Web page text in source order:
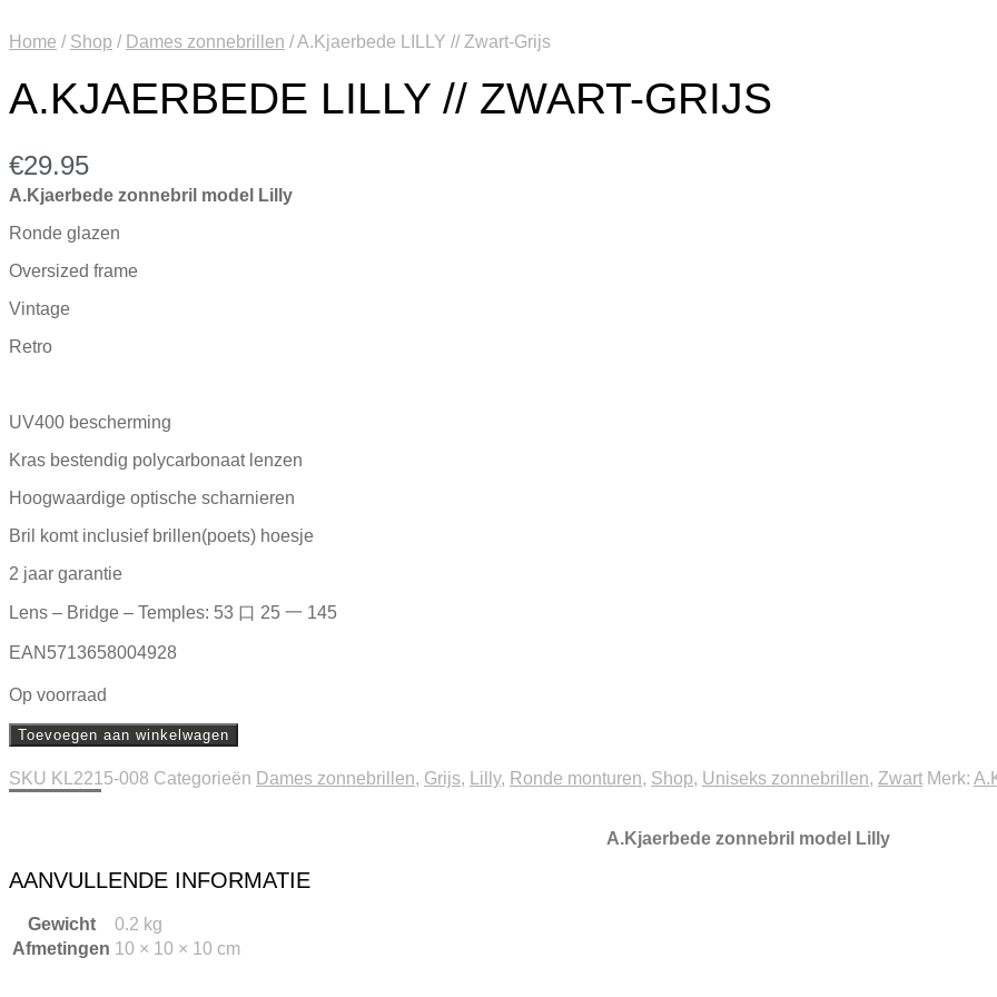
Home / Shop / Dames zonnebrillen /A.Kjaerbede LILLY // Zwart-Grijs
A.KJAERBEDE LILLY // ZWART-GRIJS
€29.95
A.Kjaerbede zonnebril model Lilly
Ronde glazen
Oversized frame
Vintage
Retro
UV400 bescherming
Kras bestendig polycarbonaat lenzen
Hoogwaardige optische scharnieren
Bril komt inclusief brillen(poets) hoesje
2 jaar garantie
Lens – Bridge – Temples: 53 口 25 一 145
EAN5713658004928
Op voorraad
Toevoegen aan winkelwagen
SKU KL2215-008 Categorieën Dames zonnebrillen, Grijs, Lilly, Ronde monturen, Shop, Uniseks zonnebrillen, Zwart Merk:
A.Kjaerbede zonnebril model Lilly
AANVULLENDE INFORMATIE
Gewicht
0.2 kg
Afmetingen 10 × 10 × 10 cm